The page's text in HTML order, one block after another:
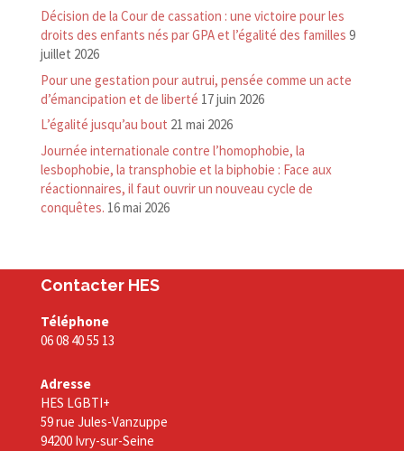
Décision de la Cour de cassation : une victoire pour les
droits des enfants nés par GPA et l’égalité des familles 9
juillet 2026
Pour une gestation pour autrui, pensée comme un acte
d’émancipation et de liberté 17 juin 2026
L’égalité jusqu’au bout 21 mai 2026
Journée internationale contre l’homophobie, la
lesbophobie, la transphobie et la biphobie : Face aux
réactionnaires, il faut ouvrir un nouveau cycle de
conquêtes. 16 mai 2026
Contacter HES
Téléphone
06 08 40 55 13
Adresse
HES LGBTI+
59 rue Jules-Vanzuppe
94200 Ivry-sur-Seine